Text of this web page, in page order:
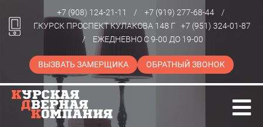
+7 (908) 124-21-11 / +7 (919) 277-68-44
/
Г.КУРСК ПРОСПЕКТ КУЛАКОВА 148 Г +7 (951) 324-01-87
/
ЕЖЕДНЕВНО С 9-00 ДО 19-00
ВЫЗВАТЬ ЗАМЕРЩИКА ОБРАТНЫЙ ЗВОНОК